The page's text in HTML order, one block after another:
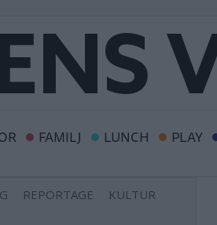
FAMILJ LUNCH PLAY
REPORTAGE
KULTUR